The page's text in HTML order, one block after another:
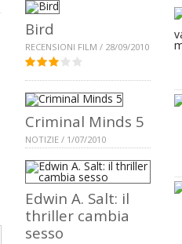
Bird
RECENSIONI FILM / 28/09/2010
Criminal Minds 5
NOTIZIE / 1/07/2010
Edwin A. Salt: il
thriller cambia
sesso